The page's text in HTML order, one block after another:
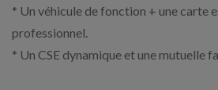
* Un véhicule de fonction + une carte
professionnel.
* Un CSE dynamique et une mutuelle